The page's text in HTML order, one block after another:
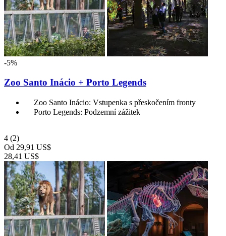
-5%
Zoo Santo Inácio + Porto Legends
Zoo Santo Inácio: Vstupenka s přeskočením fronty
Porto Legends: Podzemní zážitek
4 (2)
Od 29,91 US$
28,41 US$